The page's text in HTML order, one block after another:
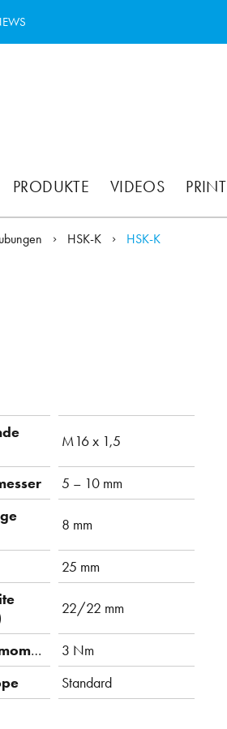
PRODUKTE VIDEOS PRINT
HSK-K HSK-K
M16 x 1,5
5 – 10 mm
8 mm
25 mm
22/22 mm
Anzugsdrehmoment
3 Nm
Standard